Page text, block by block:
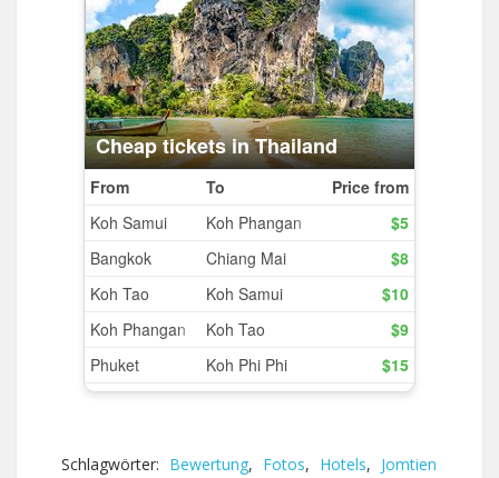
Schlagwörter: Bewertung, Fotos, Hotels, Jomtien